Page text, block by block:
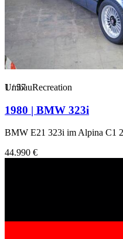
1/57
UmbauRecreation
1980 | BMW 323i
BMW E21 323i im Alpina C1
44.990 €